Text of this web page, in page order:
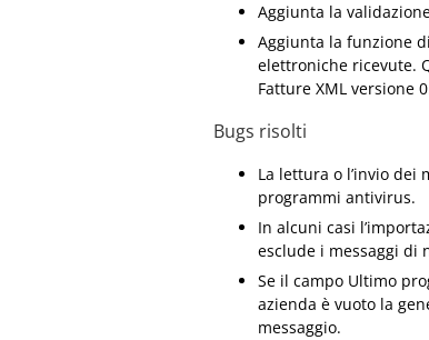
Aggiunta la
Aggiunta la funzione
elettroniche ricevute.
Fatture XML versione
Bugs risolti
La lettura o l’invio dei
programmi antivirus.
In alcuni casi
esclude i messaggi di
Se il campo Ultimo
azienda è vuoto la
messaggio.